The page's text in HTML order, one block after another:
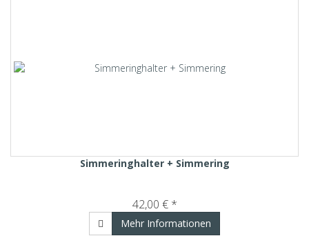
Simmeringhalter + Simmering
42,00 € *
Mehr Informationen